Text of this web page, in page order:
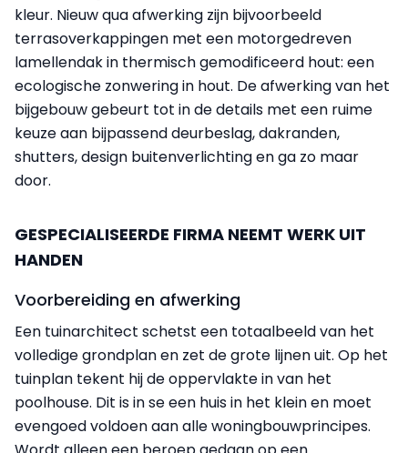
kleur. Nieuw qua afwerking zijn bijvoorbeeld
terrasoverkappingen met een motorgedreven
lamellendak in thermisch gemodificeerd hout: een
ecologische zonwering in hout. De afwerking van het
bijgebouw gebeurt tot in de details met een ruime
keuze aan bijpassend deurbeslag, dakranden,
shutters, design buitenverlichting en ga zo maar
door.
GESPECIALISEERDE FIRMA NEEMT WERK UIT
HANDEN
Voorbereiding en afwerking
Een tuinarchitect schetst een totaalbeeld van het
volledige grondplan en zet de grote lijnen uit. Op het
tuinplan tekent hij de oppervlakte in van het
poolhouse. Dit is in se een huis in het klein en moet
evengoed voldoen aan alle woningbouwprincipes.